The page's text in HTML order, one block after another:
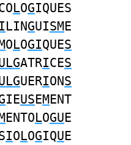
LOGIQUES
ILINGUISME
OLOGIQUES
ATRICES
UERIONS
IEUSEMENT
ENTOLOGUE
IOLOGIQUE